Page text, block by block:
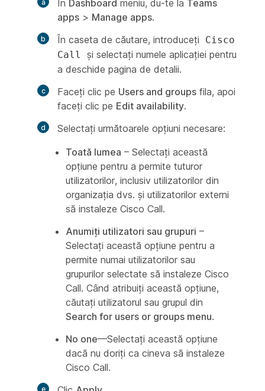
În Dashboard meniu, du-te la Teams
apps > Manage apps.
În caseta de căutare, introduceți
Cisco
Call
și selectați numele aplicației pentru
a deschide pagina de detalii.
Faceți clic pe Users and groups fila, apoi
faceți clic pe Edit availability.
Selectați următoarele opțiuni necesare:
Toată lumea – Selectați această
opțiune pentru a permite tuturor
utilizatorilor, inclusiv utilizatorilor din
organizația dvs. și utilizatorilor externi
să instaleze Cisco Call.
Anumiți utilizatori sau grupuri –
Selectați această opțiune pentru a
permite numai utilizatorilor sau
grupurilor selectate să instaleze Cisco
Call. Când atribuiți această opțiune,
căutați utilizatorul sau grupul din
Search for users or groups menu.
No one—Selectați această opțiune
dacă nu doriți ca cineva să instaleze
Cisco Call.